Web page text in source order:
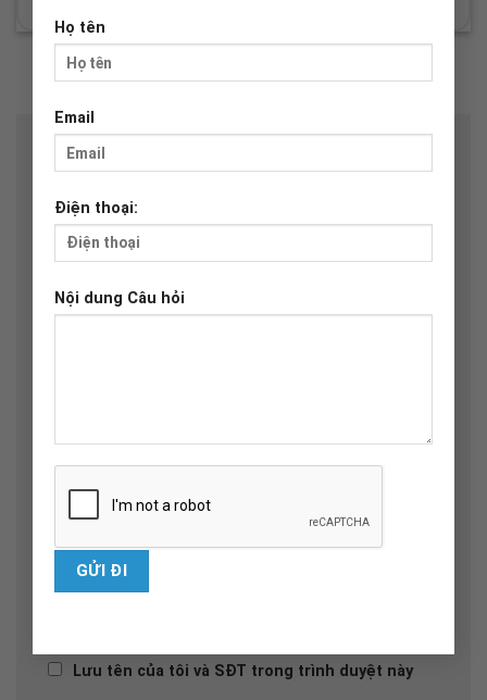
Họ tên
Email
Điện thoại:
Nội dung Câu hỏi
Để lại một bình luận
trường bắt buộc được đánh dấu*
Bình luận*
Lưu tên của tôi và SĐT trong trình duyệt này